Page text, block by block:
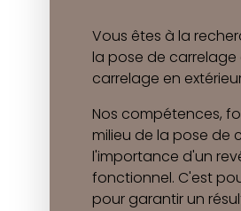
Vous êtes à la
la pose de carrelage
carrelage en
Nos compétences,
milieu de la pose de
l'importance d'un
fonctionnel. C'est
pour garantir un